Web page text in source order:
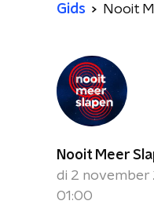
Gids Nooit
Nooit Meer
di 2 november
01:00